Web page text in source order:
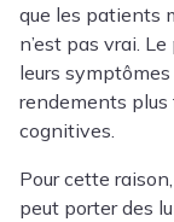
que les patients
n’est pas vrai.
leurs
rendements plus
cognitives.
Pour cette
peut porter des